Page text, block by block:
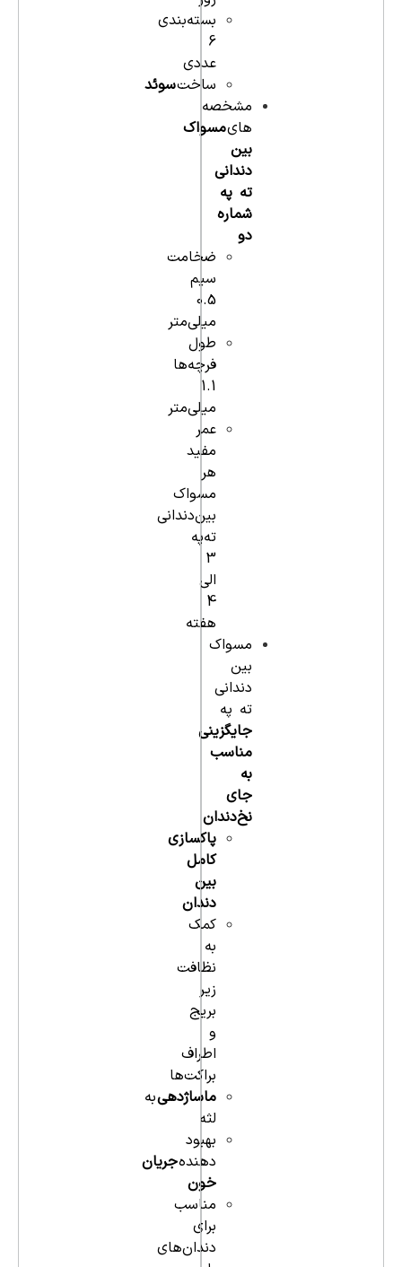
بسته‌بندی
6
عددی
ساختسوئد
مشخصه
هایمسواک
بین
دندانی
ته په
شماره
دو
ضخامت
سیم
0.5
میلی‌متر
طول
فرچه‌ها
1.1
میلی‌متر
عمر
مفید
هر
مسواک
بین‌دندانی
ته‌په
3
الی
4
هفته
مسواک
بین
دندانی
ته په
جایگزینی
مناسب
به
جای
نخ‌دندان
پاکسازی
کامل
بین
دندان
کمک
به
نظافت
زیر
بریج
و
اطراف
براکت‌ها
ماساژدهیبه
لثه
بهبود
دهندهجریان
خون
مناسب
برای
دندان‌های